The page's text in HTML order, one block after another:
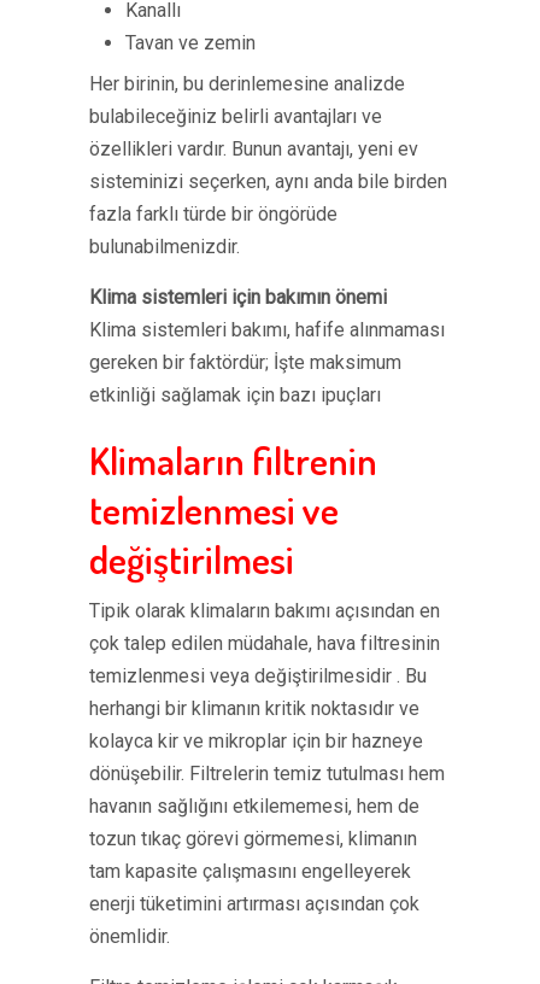
Kanallı
Tavan ve zemin
Her birinin, bu derinlemesine analizde
bulabileceğiniz belirli avantajları ve
özellikleri vardır. Bunun avantajı, yeni ev
sisteminizi seçerken, aynı anda bile birden
fazla farklı türde bir öngörüde
bulunabilmenizdir.
Klima sistemleri için bakımın önemi
Klima sistemleri bakımı, hafife alınmaması
gereken bir faktördür; İşte maksimum
etkinliği sağlamak için bazı ipuçları
Klimaların filtrenin
temizlenmesi ve
değiştirilmesi
Tipik olarak klimaların bakımı açısından en
çok talep edilen müdahale, hava filtresinin
temizlenmesi veya değiştirilmesidir . Bu
herhangi bir klimanın kritik noktasıdır ve
kolayca kir ve mikroplar için bir hazneye
dönüşebilir. Filtrelerin temiz tutulması hem
havanın sağlığını etkilememesi, hem de
tozun tıkaç görevi görmemesi, klimanın
tam kapasite çalışmasını engelleyerek
enerji tüketimini artırması açısından çok
önemlidir.